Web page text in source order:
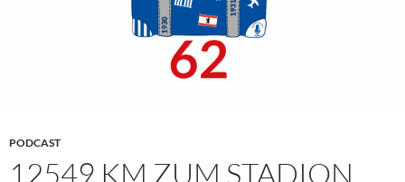
PODCAST
12549 KM ZUM STADION